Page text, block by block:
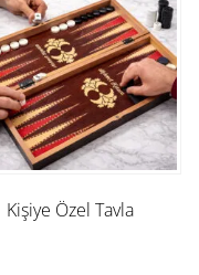
Kişiye Özel Tavla